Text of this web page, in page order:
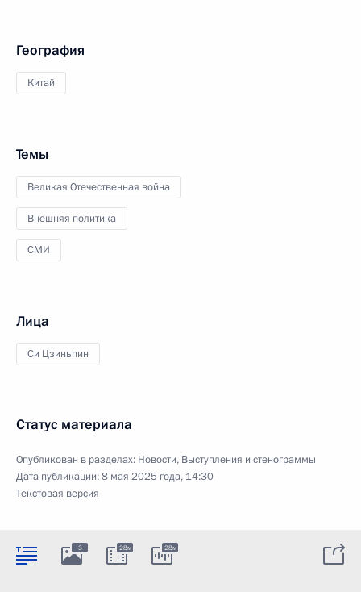
География
Китай
Темы
Великая Отечественная война
Внешняя политика
СМИ
Лица
Си Цзиньпин
Статус материала
Опубликован в разделах: Новости, Выступления и стенограммы
Дата публикации:8 мая 2025 года, 14:30
Текстовая версия
3 28м 28м